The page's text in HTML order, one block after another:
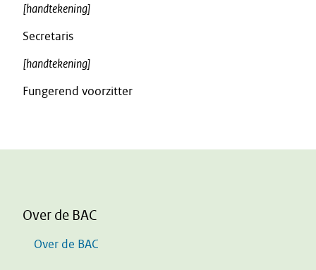
[handtekening]
Secretaris
[handtekening]
Fungerend voorzitter
Over de BAC
Over de BAC